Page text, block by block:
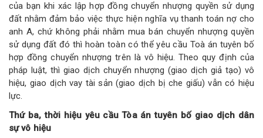
của bạn khi xác lập hợp đồng chuyển nhượng quyền sử dụng
đất nhằm đảm bảo việc thực hiện nghĩa vụ thanh toán nợ cho
anh A, chứ không phải nhằm mua bán chuyển nhượng quyền
sử dụng đất đó thì hoàn toàn có thể yêu cầu Toà án tuyên bố
hợp đồng chuyển nhượng trên là vô hiệu. Theo quy định của
pháp luật, thì giao dịch chuyển nhượng (giao dịch giả tạo) vô
hiệu, giao dịch vay tài sản (giao dịch bị che giấu) vẫn có hiệu
lực.
Thứ ba, thời hiệu yêu cầu Tòa án tuyên bố giao dịch dân
sự vô hiệu